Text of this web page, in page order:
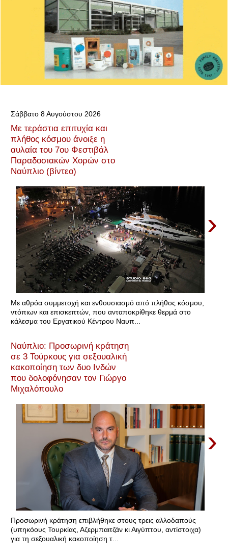
Σάββατο 8 Αυγούστου 2026
Με τεράστια επιτυχία και
πλήθος κόσμου άνοιξε η
αυλαία του 7ου Φεστιβάλ
Παραδοσιακών Χορών στο
Ναύπλιο (βίντεο)
›
Με αθρόα συμμετοχή και ενθουσιασμό από πλήθος κόσμου,
ντόπιων και επισκεπτών, που ανταποκρίθηκε θερμά στο
κάλεσμα του Εργατικού Κέντρου Ναυπ...
Ναύπλιο: Προσωρινή κράτηση
σε 3 Τούρκους για σεξουαλική
κακοποίηση των δυο Ινδών
που δολοφόνησαν τον Γιώργο
Μιχαλόπουλο
›
Προσωρινή κράτηση επιβλήθηκε στους τρεις αλλοδαπούς
(υπηκόους Τουρκίας, Αζερμπαιτζάν κι Αιγύπτου, αντίστοιχα)
για τη σεξουαλική κακοποίηση τ...